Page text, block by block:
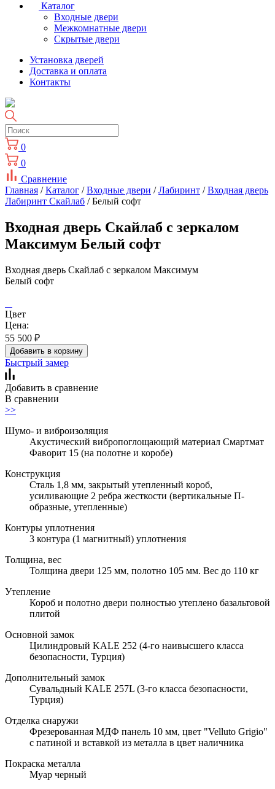
Каталог
Входные двери
Межкомнатные двери
Скрытые двери
Установка дверей
Доставка и оплата
Контакты
0
0
Сравнение
Главная /Каталог /Входные двери /Лабиринт /Входная дверь
Лабиринт Скайлаб / Белый софт
Входная дверь Скайлаб с зеркалом
Максимум Белый софт
Входная дверь Скайлаб с зеркалом Максимум
Белый софт
Цвет
Цена:
55 500 ₽
Добавить в корзину
Быстрый замер
Добавить в сравнение
В сравнении
>>
Шумо- и виброизоляция
Акустический вибропоглощающий материал Смартмат
Фаворит 15 (на полотне и коробе)
Конструкция
Сталь 1,8 мм, закрытый утепленный короб,
усиливающие 2 ребра жесткости (вертикальные П-
образные, утепленные)
Контуры уплотнения
3 контура (1 магнитный) уплотнения
Толщина, вес
Толщина двери 125 мм, полотно 105 мм. Вес до 110 кг
Утепление
Короб и полотно двери полностью утеплено базальтовой
плитой
Основной замок
Цилиндровый KALE 252 (4-го наивысшего класса
безопасности, Турция)
Дополнительный замок
Сувальдный KALE 257L (3-го класса безопасности,
Турция)
Отделка снаружи
Фрезерованная МДФ панель 10 мм, цвет "Velluto Grigio"
с патиной и вставкой из металла в цвет наличника
Покраска металла
Муар черный